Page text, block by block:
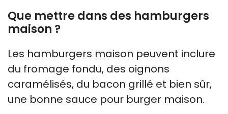
Que mettre dans des hamburgers
maison ?
Les hamburgers maison peuvent inclure
du fromage fondu, des oignons
caramélisés, du bacon grillé et bien sûr,
une bonne sauce pour burger maison.